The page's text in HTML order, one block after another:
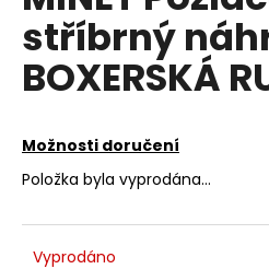
z
5
hvězdiček.
stříbrný
BOXERSKÁ
Možnosti doručení
Položka byla vyprodána…
Vyprodáno
a
j
í
?